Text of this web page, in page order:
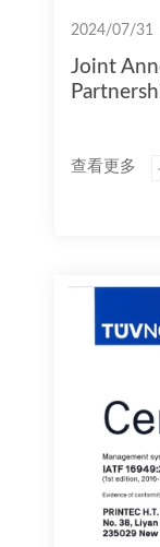
2024/07/31
Joint
查看更多